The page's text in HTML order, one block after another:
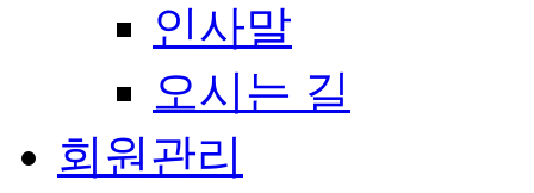
인사말
오시는 길
회원관리